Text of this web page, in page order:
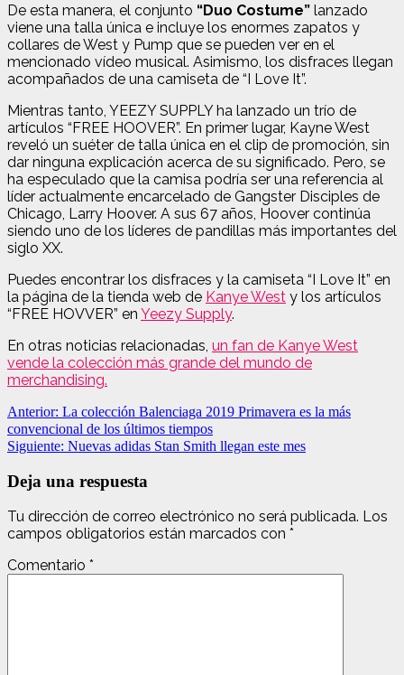
De esta manera, el conjunto “Duo Costume” lanzado
viene una talla única e incluye los enormes zapatos y
collares de West y Pump que se pueden ver en el
mencionado vídeo musical. Asimismo, los disfraces llegan
acompañados de una camiseta de “I Love It”.
Mientras tanto, YEEZY SUPPLY ha lanzado un trío de
artículos “FREE HOOVER”. En primer lugar, Kayne West
reveló un suéter de talla única en el clip de promoción, sin
dar ninguna explicación acerca de su significado. Pero, se
ha especulado que la camisa podría ser una referencia al
líder actualmente encarcelado de Gangster Disciples de
Chicago, Larry Hoover. A sus 67 años, Hoover continúa
siendo uno de los líderes de pandillas más importantes del
siglo XX.
Puedes encontrar los disfraces y la camiseta “I Love It” en
la página de la tienda web de Kanye West y los artículos
“FREE HOVVER” en Yeezy Supply.
En otras noticias relacionadas, un fan de Kanye West
vende la colección más grande del mundo de
merchandising.
Navegación
de
Anterior: La colección Balenciaga 2019 Primavera es la más
convencional de los últimos tiempos
Siguiente: Nuevas adidas Stan Smith llegan este mes
Deja una respuesta
Tu dirección de correo electrónico no será publicada. Los
campos obligatorios están marcados con *
Comentario *